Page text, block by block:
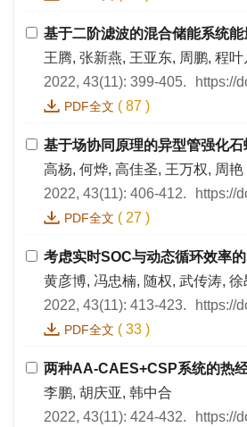
基于二阶滤波的混合储能系统
王腾, 张新燕, 王亚东, 周鹏, 程叶
2022, 43(11): 399-405.
https://
PDF全文 ( 87 )
基于场协同原理的异型管强化
高杨, 何烨, 高佳圣, 王万权, 周艳
2022, 43(11): 406-412.
https://
PDF全文 ( 27 )
考虑实时SOC与动态循环效率
黄彦博, 冯忠楠, 随权, 武传涛, 徐
2022, 43(11): 413-423.
https://
PDF全文 ( 33 )
两种AA-CAES+CSP系统的热
李鹏, 胡庆亚, 韩中合
2022, 43(11): 424-432.
https://